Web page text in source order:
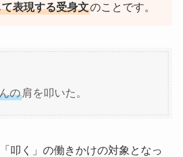
表現する受身文のことです。
の肩を叩いた。
叩く」の働きかけの対象となっ